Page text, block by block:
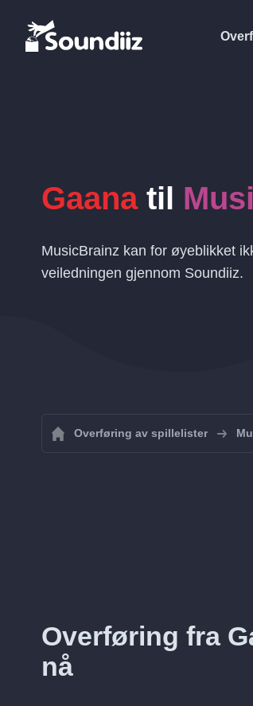
Gaanatil
MusicBrainz kan for øyeblikket
veiledningen gjennom Soundiiz.
Overføring av spillelister
Overføring fra
nå